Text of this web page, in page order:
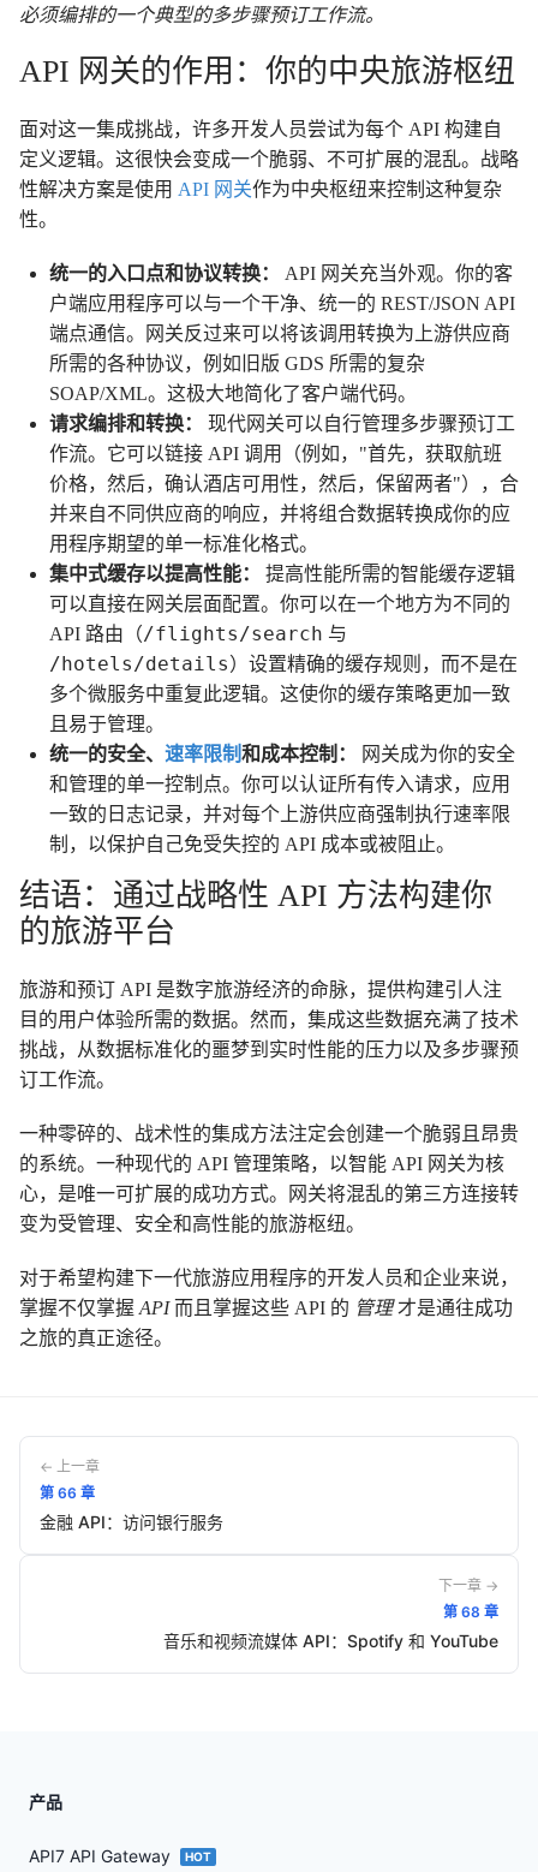
必须编排的一个典型的多步骤预订工作流。
API 网关的作用：你的中央旅游枢纽
面对这一集成挑战，许多开发人员尝试为每个 API 构建自
定义逻辑。这很快会变成一个脆弱、不可扩展的混乱。战略
性解决方案是使用 API 网关作为中央枢纽来控制这种复杂
性。
统一的入口点和协议转换：
API 网关充当外观。你的客
户端应用程序可以与一个干净、统一的 REST/JSON API
端点通信。网关反过来可以将该调用转换为上游供应商
所需的各种协议，例如旧版 GDS 所需的复杂
SOAP/XML。这极大地简化了客户端代码。
请求编排和转换：
现代网关可以自行管理多步骤预订工
作流。它可以链接 API 调用（例如，"首先，获取航班
价格，然后，确认酒店可用性，然后，保留两者"），合
并来自不同供应商的响应，并将组合数据转换成你的应
用程序期望的单一标准化格式。
集中式缓存以提高性能：
提高性能所需的智能缓存逻辑
可以直接在网关层面配置。你可以在一个地方为不同的
API 路由（/flights/search 与
/hotels/details）设置精确的缓存规则，而不是在
多个微服务中重复此逻辑。这使你的缓存策略更加一致
且易于管理。
统一的安全、 速率限制和成本控制：
网关成为你的安全
和管理的单一控制点。你可以认证所有传入请求，应用
一致的日志记录，并对每个上游供应商强制执行速率限
制，以保护自己免受失控的 API 成本或被阻止。
结语：通过战略性 API 方法构建你
的旅游平台
旅游和预订 API 是数字旅游经济的命脉，提供构建引人注
目的用户体验所需的数据。然而，集成这些数据充满了技术
挑战，从数据标准化的噩梦到实时性能的压力以及多步骤预
订工作流。
一种零碎的、战术性的集成方法注定会创建一个脆弱且昂贵
的系统。一种现代的 API 管理策略，以智能 API 网关为核
心，是唯一可扩展的成功方式。网关将混乱的第三方连接转
变为受管理、安全和高性能的旅游枢纽。
对于希望构建下一代旅游应用程序的开发人员和企业来说，
掌握不仅掌握 API而且掌握这些 API 的 管理才是通往成功
之旅的真正途径。
← 上一章
第 66 章
金融 API：访问银行服务
下一章 →
第 68 章
音乐和视频流媒体 API：Spotify 和 YouTube
产品
API7 API Gateway HOT